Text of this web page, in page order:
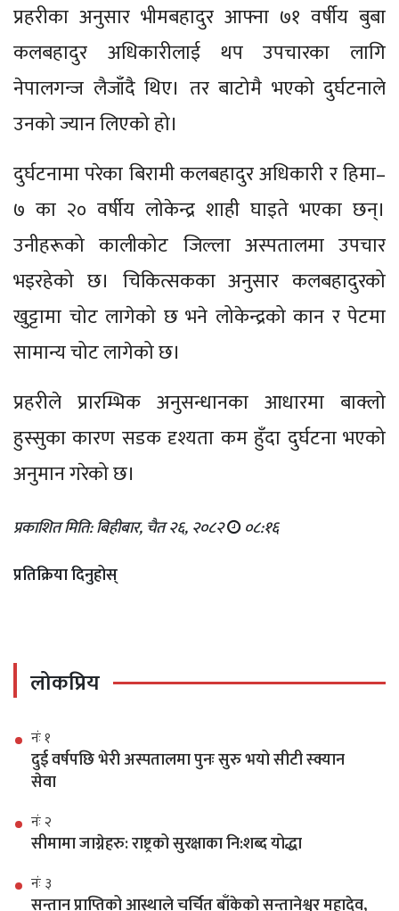
प्रहरीका अनुसार भीमबहादुर आफ्ना ७१ वर्षीय बुबा
कलबहादुर अधिकारीलाई थप उपचारका लागि
नेपालगन्ज लैजाँदै थिए। तर बाटोमै भएको दुर्घटनाले
उनको ज्यान लिएको हो।
दुर्घटनामा परेका बिरामी कलबहादुर अधिकारी र हिमा–
७ का २० वर्षीय लोकेन्द्र शाही घाइते भएका छन्।
उनीहरूको कालीकोट जिल्ला अस्पतालमा उपचार
भइरहेको छ। चिकित्सकका अनुसार कलबहादुरको
खुट्टामा चोट लागेको छ भने लोकेन्द्रको कान र पेटमा
सामान्य चोट लागेको छ।
प्रहरीले प्रारम्भिक अनुसन्धानका आधारमा बाक्लो
हुस्सुका कारण सडक दृश्यता कम हुँदा दुर्घटना भएको
अनुमान गरेको छ।
प्रकाशित मिति: बिहीबार, चैत २६, २०८२ ०८:१६
प्रतिक्रिया दिनुहोस्
लोकप्रिय
नंः १
दुई वर्षपछि भेरी अस्पतालमा पुनः सुरु भयो सीटी स्क्यान
सेवा
नंः २
सीमामा जाग्नेहरु: राष्ट्रको सुरक्षाका नि:शब्द योद्धा
नंः ३